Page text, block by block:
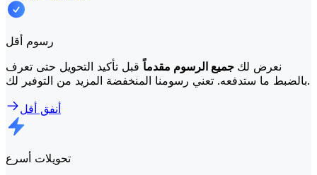
رسوم أقل
نعرض لك جميع الرسوم مقدماًقبل تأكيد التحويل حتى تعرف
بالضبط ما ستدفعه. تعني رسومنا المنخفضة المزيد من التوفير لك.
أنفق أقل
تحويلات أسرع